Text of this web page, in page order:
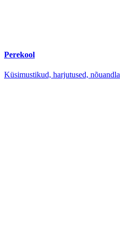
Perekool
Küsimustikud, harjutused, nõuandla